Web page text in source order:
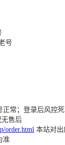
号
正常；登录后风控
无售后
order.html 本站对出
准